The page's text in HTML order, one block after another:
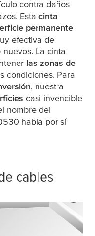
contra daños
Esta cinta
permanente
efectiva de
La cinta
las zonas de
condiciones. Para
, nuestra
casi invencible
nombre del
habla por sí
cables